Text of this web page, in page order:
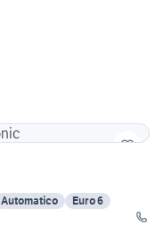
Automatico
Euro 6